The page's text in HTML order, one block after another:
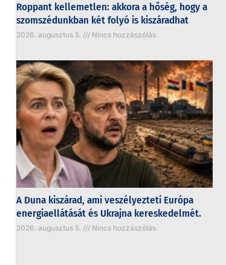
Roppant kellemetlen: akkora a hőség, hogy a
szomszédunkban két folyó is kiszáradhat
2026. augusztus 5. Nincs hozzászólás
A Duna kiszárad, ami veszélyezteti Európa
energiaellátását és Ukrajna kereskedelmét.
2026. augusztus 5. Nincs hozzászólás